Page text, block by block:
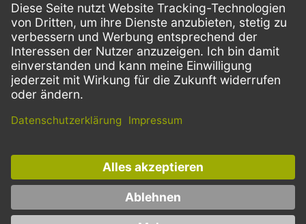
FacebookInstagramLinkedIn
Dieses Angebot ist ausschließlich für Gastronomie, Handel, Industrie,